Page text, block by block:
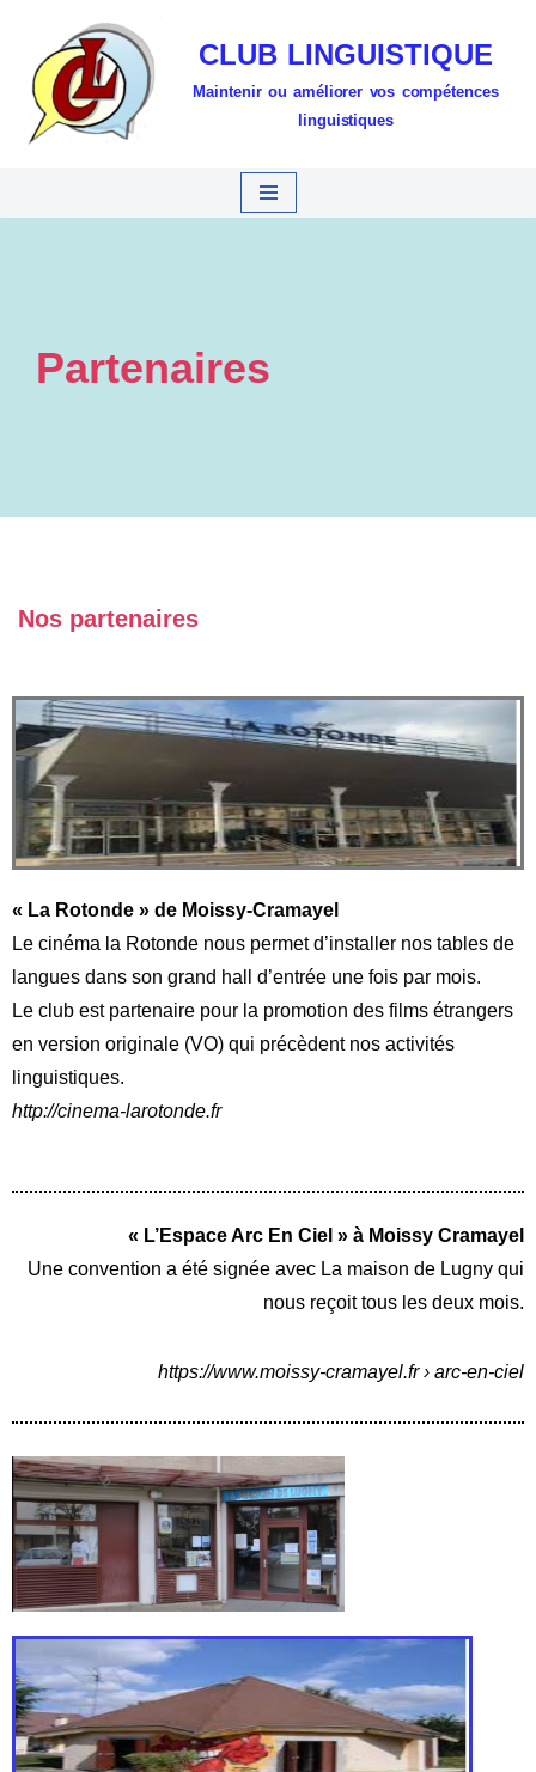
Aller
au
contenu
CLUB LINGUISTIQUE
Maintenir ou améliorer vos compétences
linguistiques
Partenaires
Nos partenaires
« La Rotonde » de Moissy-Cramayel
Le cinéma la Rotonde nous permet d’installer nos tables de
langues dans son grand hall d’entrée une fois par mois.
Le club est partenaire pour la promotion des films étrangers
en version originale (VO) qui précèdent nos activités
linguistiques.
http://cinema-larotonde.fr
« L’Espace Arc En Ciel » à Moissy Cramayel
Une convention a été signée avec La maison de Lugny qui
nous reçoit tous les deux mois.
https://www.moissy-cramayel.fr› arc-en-ciel